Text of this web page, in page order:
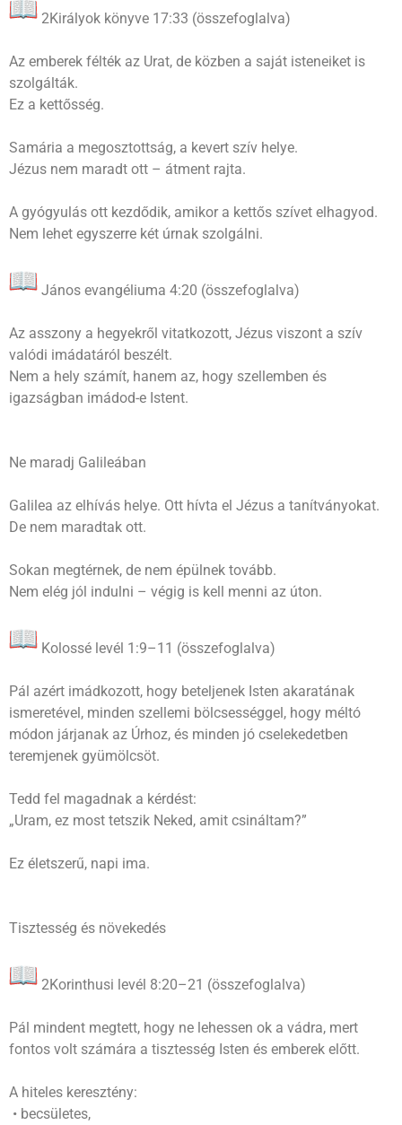
2Királyok könyve 17:33 (összefoglalva)
Az emberek félték az Urat, de közben a saját isteneiket is
szolgálták.
Ez a kettősség.
Samária a megosztottság, a kevert szív helye.
Jézus nem maradt ott – átment rajta.
A gyógyulás ott kezdődik, amikor a kettős szívet elhagyod.
Nem lehet egyszerre két úrnak szolgálni.
János evangéliuma 4:20 (összefoglalva)
Az asszony a hegyekről vitatkozott, Jézus viszont a szív
valódi imádatáról beszélt.
Nem a hely számít, hanem az, hogy szellemben és
igazságban imádod-e Istent.
Ne maradj Galileában
Galilea az elhívás helye. Ott hívta el Jézus a tanítványokat.
De nem maradtak ott.
Sokan megtérnek, de nem épülnek tovább.
Nem elég jól indulni – végig is kell menni az úton.
Kolossé levél 1:9–11 (összefoglalva)
Pál azért imádkozott, hogy beteljenek Isten akaratának
ismeretével, minden szellemi bölcsességgel, hogy méltó
módon járjanak az Úrhoz, és minden jó cselekedetben
teremjenek gyümölcsöt.
Tedd fel magadnak a kérdést:
„Uram, ez most tetszik Neked, amit csináltam?”
Ez életszerű, napi ima.
Tisztesség és növekedés
2Korinthusi levél 8:20–21 (összefoglalva)
Pál mindent megtett, hogy ne lehessen ok a vádra, mert
fontos volt számára a tisztesség Isten és emberek előtt.
A hiteles keresztény:
• becsületes,